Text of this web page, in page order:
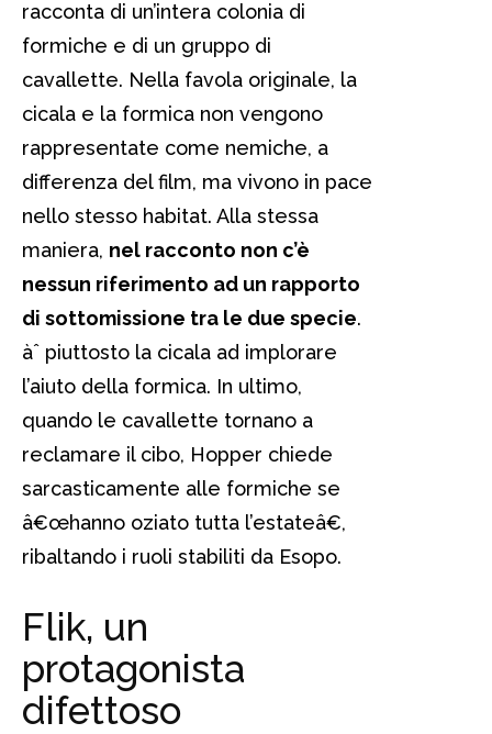
racconta di un’intera colonia di
formiche e di un gruppo di
cavallette. Nella favola originale, la
cicala e la formica non vengono
rappresentate come nemiche, a
differenza del film, ma vivono in pace
nello stesso habitat. Alla stessa
maniera, nel racconto non c’è
nessun riferimento ad un rapporto
di sottomissione tra le due specie.
àˆ piuttosto la cicala ad implorare
l’aiuto della formica. In ultimo,
quando le cavallette tornano a
reclamare il cibo, Hopper chiede
sarcasticamente alle formiche se
â€œhanno oziato tutta l’estateâ€,
ribaltando i ruoli stabiliti da Esopo.
Flik, un
protagonista
difettoso